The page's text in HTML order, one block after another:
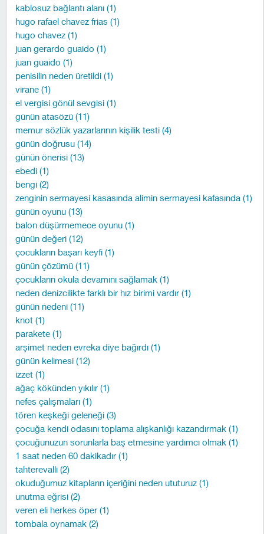
kablosuz bağlantı alanı (1)
hugo rafael chavez frias (1)
hugo chavez (1)
juan gerardo guaido (1)
juan guaido (1)
penisilin neden üretildi (1)
virane (1)
el vergisi gönül sevgisi (1)
günün atasözü (11)
memur sözlük yazarlarının kişilik testi (4)
günün doğrusu (14)
günün önerisi (13)
ebedi (1)
bengi (2)
zenginin sermayesi kasasında alimin sermayesi kafasında (1)
günün oyunu (13)
balon düşürmemece oyunu (1)
günün değeri (12)
çocukların başarı keyfi (1)
günün çözümü (11)
çocukların okula devamını sağlamak (1)
neden denizcilikte farklı bir hız birimi vardır (1)
günün nedeni (11)
knot (1)
parakete (1)
arşimet neden evreka diye bağırdı (1)
günün kelimesi (12)
izzet (1)
ağaç kökünden yıkılır (1)
nefes çalışmaları (1)
tören keşkeği geleneği (3)
çocuğa kendi odasını toplama alışkanlığı kazandırmak (1)
çocuğunuzun sorunlarla baş etmesine yardımcı olmak (1)
1 saat neden 60 dakikadır (1)
tahterevalli (2)
okuduğumuz kitapların içeriğini neden ututuruz (1)
unutma eğrisi (2)
veren eli herkes öper (1)
tombala oynamak (2)